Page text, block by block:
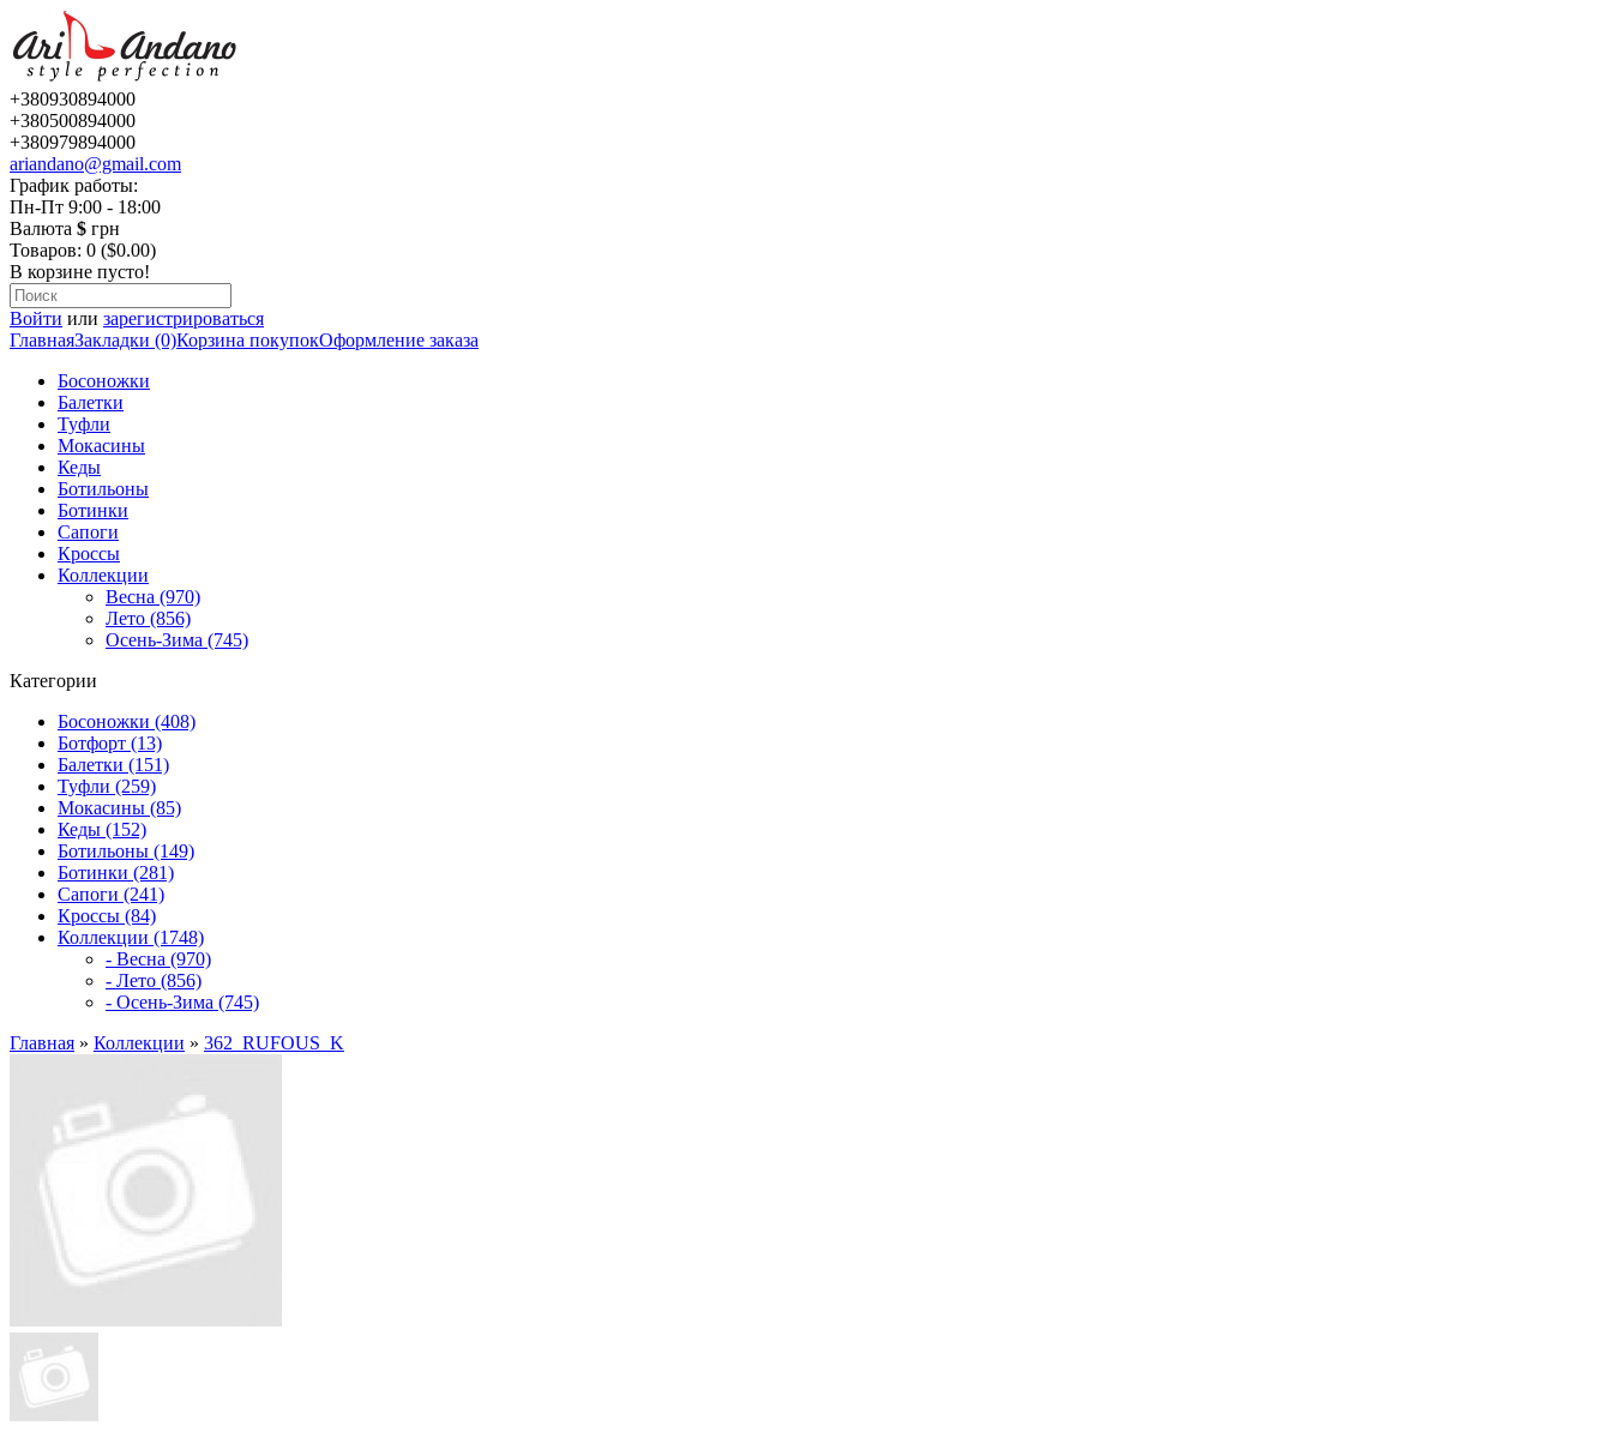
+380930894000
+380500894000
+380979894000
ariandano@gmail.com
График работы:
Пн-Пт 9:00 - 18:00
Валюта $ грн
Товаров: 0 ($0.00)
В корзине пусто!
Войти или зарегистрироваться
ГлавнаяЗакладки (0)Корзина покупокОформление заказа
Босоножки
Балетки
Туфли
Мокасины
Кеды
Ботильоны
Ботинки
Сапоги
Кроссы
Коллекции
Весна (970)
Лето (856)
Осень-Зима (745)
Категории
Босоножки (408)
Ботфорт (13)
Балетки (151)
Туфли (259)
Мокасины (85)
Кеды (152)
Ботильоны (149)
Ботинки (281)
Сапоги (241)
Кроссы (84)
Коллекции (1748)
- Весна (970)
- Лето (856)
- Осень-Зима (745)
Главная » Коллекции » 362_RUFOUS_K